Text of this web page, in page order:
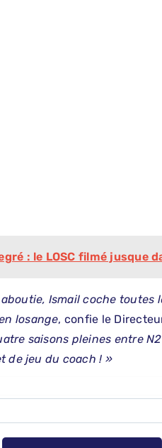
: le LOSC filmé jusque
Ismail coche
losange, confie le
saisons pleines entre
de jeu du coach ! »